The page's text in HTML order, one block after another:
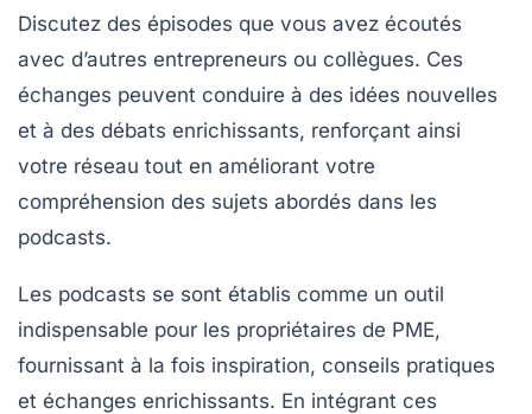
Discutez des épisodes que vous avez écoutés
avec d’autres entrepreneurs ou collègues. Ces
échanges peuvent conduire à des idées nouvelles
et à des débats enrichissants, renforçant ainsi
votre réseau tout en améliorant votre
compréhension des sujets abordés dans les
podcasts.
Les podcasts se sont établis comme un outil
indispensable pour les propriétaires de PME,
fournissant à la fois inspiration, conseils pratiques
et échanges enrichissants. En intégrant ces